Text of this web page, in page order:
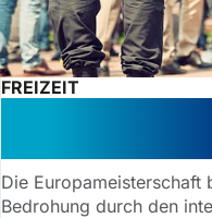
FREIZEIT
Die
Bedrohung durch den